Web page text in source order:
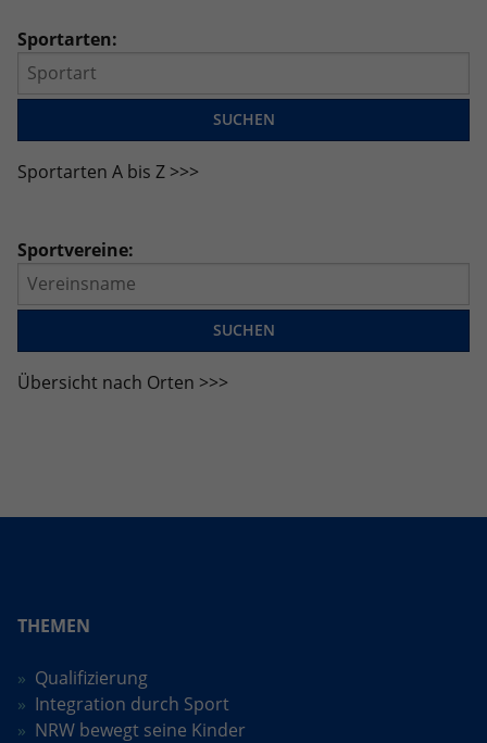
Sportarten:
Sportarten A bis Z >>>
Sportvereine:
Übersicht nach Orten >>>
THEMEN
Qualifizierung
Integration durch Sport
NRW bewegt seine Kinder
Seiten in anonymisierter Form.
Name _dc_gtm_UA-101278931-2
Zweck
Dieser Cookie identifiziert die Besucher
nach Alter, Geschlecht oder Interessen
und nutzt dazu den DoubleClick des
Google Tag Manager, um die gezielte
Anbieter Google LLC
Zweck